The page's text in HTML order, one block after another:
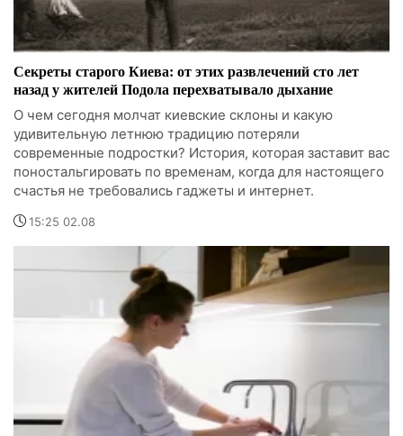
Секреты старого Киева: от этих развлечений сто лет
назад у жителей Подола перехватывало дыхание
О чем сегодня молчат киевские склоны и какую
удивительную летнюю традицию потеряли
современные подростки? История, которая заставит вас
поностальгировать по временам, когда для настоящего
счастья не требовались гаджеты и интернет.
15:25 02.08